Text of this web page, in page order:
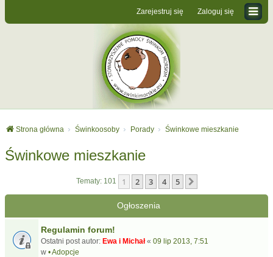
Zaloguj się
Zarejestruj się
Strona główna Świnkoosoby Porady Świnkowe mieszkanie
Świnkowe mieszkanie
Tematy: 101 1 2 3 4 5
Ogłoszenia
Regulamin forum!
Ostatni post autor: Ewa i Michał« 09 lip 2013, 7:51
w • Adopcje